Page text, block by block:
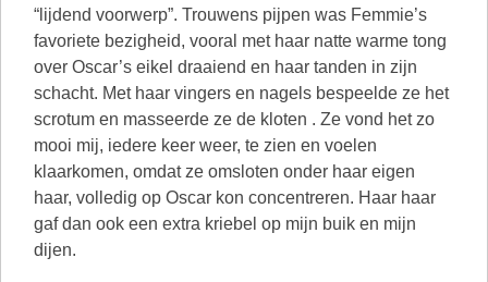
“lijdend voorwerp”. Trouwens pijpen was Femmie’s
favoriete bezigheid, vooral met haar natte warme tong
over Oscar’s eikel draaiend en haar tanden in zijn
schacht. Met haar vingers en nagels bespeelde ze het
scrotum en masseerde ze de kloten . Ze vond het zo
mooi mij, iedere keer weer, te zien en voelen
klaarkomen, omdat ze omsloten onder haar eigen
haar, volledig op Oscar kon concentreren. Haar haar
gaf dan ook een extra kriebel op mijn buik en mijn
dijen.